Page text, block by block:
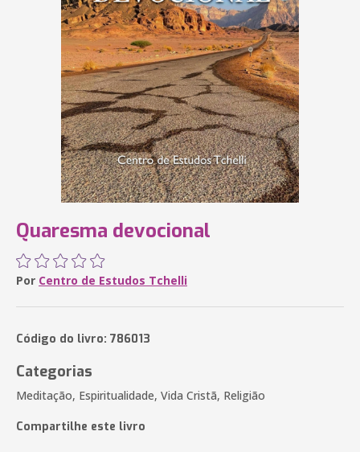
Quaresma devocional
Por Centro de Estudos Tchelli
Código do livro: 786013
Categorias
Meditação, Espiritualidade, Vida Cristã, Religião
Compartilhe este livro